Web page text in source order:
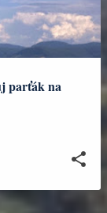
parťák na